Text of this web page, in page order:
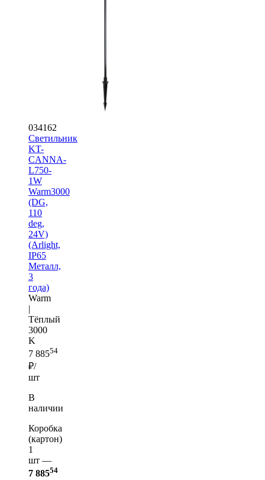
034162
Светильник
KT-
CANNA-
L750-
1W
Warm3000
(DG,
110
deg,
24V)
(Arlight,
IP65
Металл,
3
года)
Warm
|
Тёплый
3000
K
7 88554
₽/
шт
В
наличии
Коробка
(картон)
1
шт —
7 88554